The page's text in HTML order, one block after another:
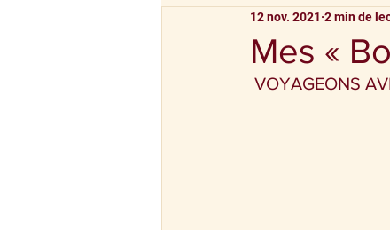
Recettes anti-
Mes «
12 nov. 2021 2 min de
VOYAGEONS